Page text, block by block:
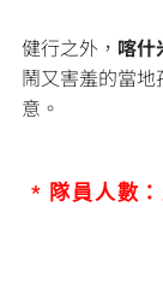
健行之外， 喀什
鬧又害羞的當
意。
* 隊員人數